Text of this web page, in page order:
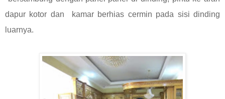
dapur kotor dan kamar berhias cermin pada sisi dinding
luarnya.